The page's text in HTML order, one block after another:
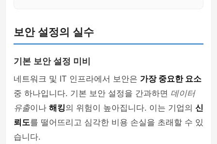
보안 설정의 실수
기본 보안 설정 미비
네트워크 및 IT 인프라에서 보안은 가장 중요한 요소
중 하나입니다. 기본 보안 설정을 간과하면 데이터
유출이나 해킹의 위험이 높아집니다. 이는 기업의 신
뢰도를 떨어뜨리고 심각한 비용 손실을 초래할 수 있
습니다.